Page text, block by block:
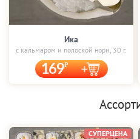
Ика
с кальмаром и полоской нори, 30 г.
169
СУПЕРЦЕНА